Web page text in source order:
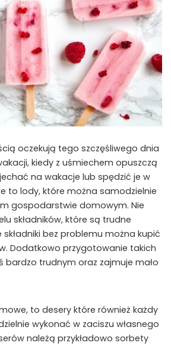
oczekują tego szczęśliwego dnia
kiedy z uśmiechem opuszczą
na wakacje lub spędzić je w
to lody, które można samodzielnie
gospodarstwie domowym. Nie
składników, które są trudne
bez problemu można kupić
Dodatkowo przygotowanie takich
bardzo trudnym oraz zajmuje mało
to desery które również każdy
wykonać w zaciszu własnego
należą przykładowo sorbety